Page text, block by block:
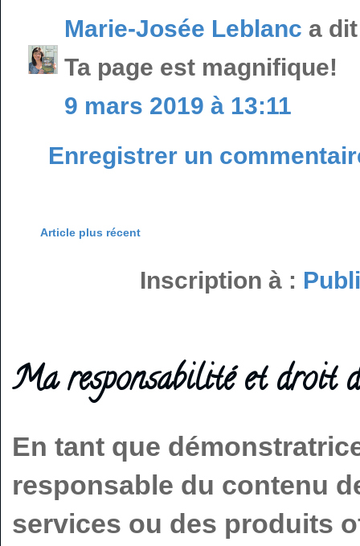
Marie-Josée Leblanc a
Ta page est magnifique!
9 mars 2019 à 13:11
Enregistrer un
Article plus récent
Inscription à :
Ma responsabilité et droit
En tant que
responsable du contenu
services ou des produits